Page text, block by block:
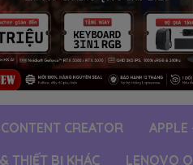
CREATOR
THIẾT BỊ KHÁC LENOVO